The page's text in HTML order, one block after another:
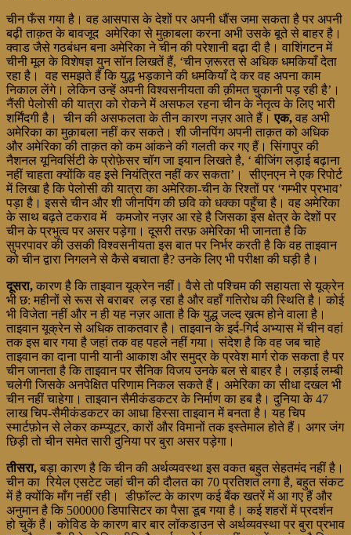
चीन फँस गया है। वह आसपास के देशों पर अपनी धौंस जमा सकता है पर अपनी
बढ़ी ताक़त के बावजूद अमेरिका से मुक़ाबला करना अभी उसके बूते से बाहर है।
क्वाड जैसे गठबंधन बना अमेरिका ने चीन की परेशानी बढ़ा दी है। वाशिंगटन में
चीनी मूल के विशेषज्ञ युन सॉन लिखतें हैं, ‘चीन ज़रूरत से अधिक धमकियाँ देता
रहा है। वह समझते हैं कि युद्ध भड़काने की धमकियाँ दे कर वह अपना काम
निकाल लेंगे। लेकिन उन्हें अपनी विश्वसनीयता की क़ीमत चुकानी पड़ रही है’।
नैंसी पेलोसी की यात्रा को रोकने में असफल रहना चीन के नेतृत्व के लिए भारी
शर्मिंदगी है। चीन की असफलता के तीन कारण नज़र आते हैं।एक, वह अभी
अमेरिका का मुक़ाबला नहीं कर सकते। शी जीनपिंग अपनी ताक़त को अधिक
और अमेरिका की ताक़त को कम आंकने की गलती कर गए हैं। सिंगापुर की
नैशनल यूनिवर्सिटी के प्रोफ़ेसर चॉग जा इयान लिखते है, ‘ बीजिंग लड़ाई बढ़ाना
नहीं चाहता क्योंकि वह इसे नियंत्रित नहीं कर सकता’। सीएनएन ने एक रिपोर्ट
में लिखा है कि पेलोसी की यात्रा का अमेरिका-चीन के रिश्तों पर ‘गम्भीर प्रभाव’
पड़ा है। इससे चीन और शी जीनपिंग की छवि को धक्का पहुँचा है। वह अमेरिका
के साथ बढ़ते टकराव में कमजोर नज़र आ रहे है जिसका इस क्षेत्र के देशों पर
चीन के प्रभुत्व पर असर पड़ेगा। दूसरी तरफ़ अमेरिका भी जानता है कि
सुपरपावर की उसकी विश्वसनीयता इस बात पर निर्भर करती है कि वह ताइवान
को चीन द्वारा निगलने से कैसे बचाता है? उनके लिए भी परीक्षा की घड़ी है।
दूसरा, कारण है कि ताइवान यूक्रेन नहीं। वैसे तो पश्चिम की सहायता से यूक्रेन
भी छ: महीनों से रूस से बराबर लड़ रहा है और वहाँ गतिरोध की स्थिति है। कोई
भी विजेता नहीं और न ही यह नज़र आता है कि युद्ध जल्द ख़त्म होने वाला है।
ताइवान यूक्रेन से अधिक ताकतवार है। ताइवान के इर्द-गिर्द अभ्यास में चीन वहां
तक इस बार गया है जहां तक वह पहले नहीं गया। संदेश है कि वह जब चाहे
ताइवान का दाना पानी यानी आकाश और समुद्र के प्रवेश मार्ग रोक सकता है पर
चीन जानता है कि ताइवान पर सैनिक विजय उनके बल से बाहर है। लड़ाई लम्बी
चलेगी जिसके अनपेक्षित परिणाम निकल सकते हैं। अमेरिका का सीधा दखल भी
चीन नहीं चाहेगा। ताइवान सैमीकंडकटर के निर्माण का हब है। दुनिया के 47
लाख चिप-सैमीकंडकटर का आधा हिस्सा ताइवान में बनता है। यह चिप
स्मार्टफ़ोन से लेकर कम्प्यूटर, कारों और विमानों तक इस्तेमाल होते हैं। अगर जंग
छिड़ी तो चीन समेत सारी दुनिया पर बुरा असर पड़ेगा।
तीसरा, बड़ा कारण है कि चीन की अर्थव्यवस्था इस वकत बहुत सेहतमंद नहीं है।
चीन का रियेल एसटेट जहां चीन की दौलत का 70 प्रतिशत लगा है, बहुत संकट
में है क्योंकि माँग नहीं रही। डीफ़ॉल्ट के कारण कई बैंक खतरें में आ गए हैं और
अनुमान है कि 500000 डिपासिटर का पैसा डूब गया है। कई शहरों में प्रदर्शन
हो चुकें हैं। कोविड के कारण बार बार लॉकडाउन से अर्थव्यवस्था पर बुरा प्रभाव